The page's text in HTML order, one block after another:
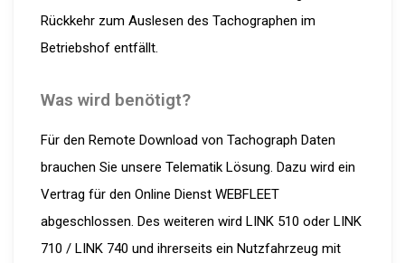
Rückkehr zum Auslesen des Tachographen im
Betriebshof entfällt.
Was wird benötigt?
Für den Remote Download von Tachograph Daten
brauchen Sie unsere Telematik Lösung. Dazu wird ein
Vertrag für den Online Dienst WEBFLEET
abgeschlossen. Des weiteren wird LINK 510 oder LINK
710 / LINK 740 und ihrerseits ein Nutzfahrzeug mit